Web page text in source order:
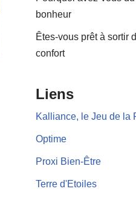
bonheur
Êtes-vous prêt à sortir
confort
Liens
Kalliance, le Jeu de la
Optime
Proxi Bien-Être
Terre d'Etoiles